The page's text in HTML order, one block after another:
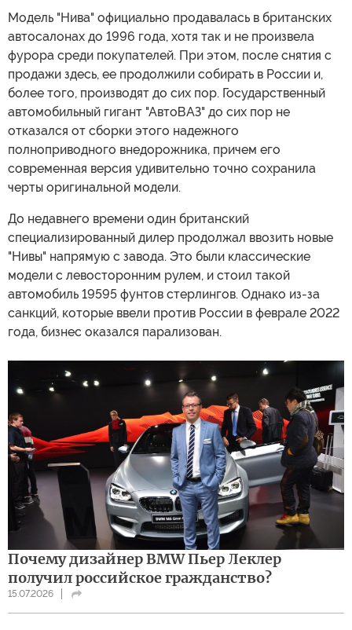
Модель "Нива" официально продавалась в британских
автосалонах до 1996 года, хотя так и не произвела
фурора среди покупателей. При этом, после снятия с
продажи здесь, ее продолжили собирать в России и,
более того, производят до сих пор. Государственный
автомобильный гигант "АвтоВАЗ" до сих пор не
отказался от сборки этого надежного
полноприводного внедорожника, причем его
современная версия удивительно точно сохранила
черты оригинальной модели.
До недавнего времени один британский
специализированный дилер продолжал ввозить новые
"Нивы" напрямую с завода. Это были классические
модели с левосторонним рулем, и стоил такой
автомобиль 19595 фунтов стерлингов. Однако из-за
санкций, которые ввели против России в феврале 2022
года, бизнес оказался парализован.
Почему дизайнер BMW Пьер Леклер
получил российское гражданство?
15.07.2026